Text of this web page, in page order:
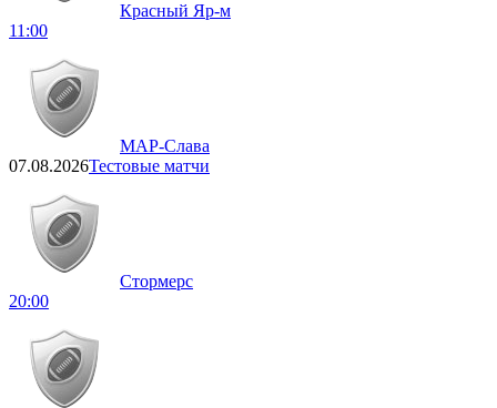
Красный Яр-м
11:00
МАР-Слава
07.08.2026Тестовые матчи
Стормерс
20:00